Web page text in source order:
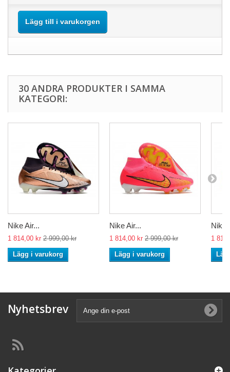
Lägg till i varukorgen
30 ANDRA PRODUKTER I SAMMA
KATEGORI:
Nike Air...
1 814,00 kr 2 999,00 kr
Lägg i varukorg
Nike Air...
1 814,00 kr 2 999,00 kr
Lägg i varukorg
Nike
1
Nyhetsbrev